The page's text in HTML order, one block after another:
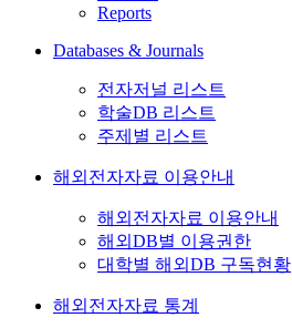
Reports
Databases & Journals
전자저널 리스트
학술DB 리스트
주제별 리스트
해외전자자료 이용안내
해외전자자료 이용안내
해외DB별 이용권한
대학별 해외DB 구독현황
해외전자자료 통계